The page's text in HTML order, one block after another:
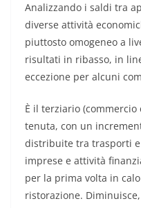
Analizzando i saldi tra
diverse attività
piuttosto omogeneo a
risultati in ribasso, in
eccezione per alcuni
È il terziario
tenuta, con un
distribuite tra trasporti e
imprese e attività
per la prima volta in
ristorazione.